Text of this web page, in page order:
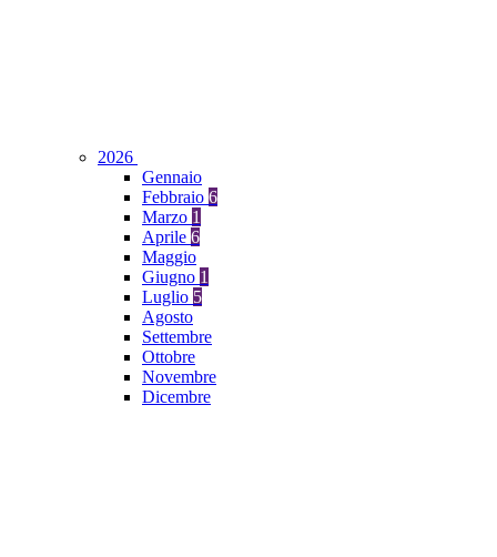
2026
Gennaio
Febbraio 6
Marzo 1
Aprile 6
Maggio
Giugno 1
Luglio 5
Agosto
Settembre
Ottobre
Novembre
Dicembre